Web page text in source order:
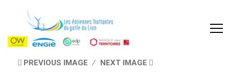
PREVIOUS IMAGE NEXT IMAGE